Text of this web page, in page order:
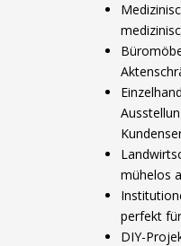
mühelos
perfekt
DIY-